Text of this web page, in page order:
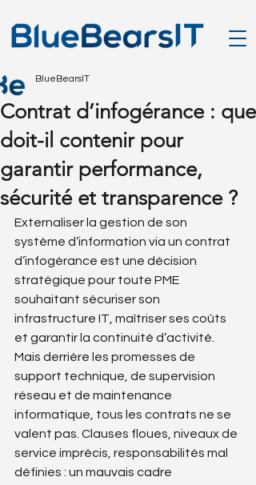
Contrat d’infogérance : que
doit-il contenir pour
garantir performance,
sécurité et transparence ?
BlueBearsIT
Externaliser la gestion de son
système d’information via un contrat
d’infogérance est une décision
stratégique pour toute PME
souhaitant sécuriser son
infrastructure IT, maîtriser ses coûts
et garantir la continuité d’activité.
Mais derrière les promesses de
support technique, de supervision
réseau et de maintenance
informatique, tous les contrats ne se
valent pas. Clauses floues, niveaux de
service imprécis, responsabilités mal
définies : un mauvais cadre